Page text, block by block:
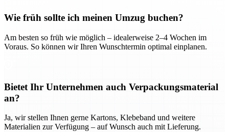
Wie früh sollte ich meinen Umzug buchen?
Am besten so früh wie möglich – idealerweise 2–4 Wochen im
Voraus. So können wir Ihren Wunschtermin optimal einplanen.
Bietet Ihr Unternehmen auch Verpackungsmaterial
an?
Ja, wir stellen Ihnen gerne Kartons, Klebeband und weitere
Materialien zur Verfügung – auf Wunsch auch mit Lieferung.